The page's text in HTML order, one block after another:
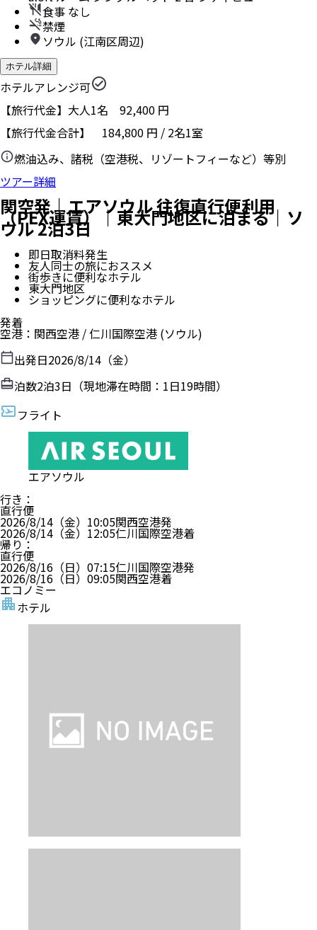
食事 なし
禁煙
ソウル (江南区周辺)
ホテル詳細
ホテルアレンジ可
【旅行代金】大人1名 92,400 円
【旅行代金合計】 184,800 円 / 2名1室
燃油込み、諸税（空港税、リゾートフィーなど）等別
ツアー詳細
関空発｜エアソウル 往復直行便利用
（PEX運賃）｜東大門地区に泊まる｜ソ
ウル 2泊3日
即日取消料発生
友人同士の旅におススメ
街歩きに便利なホテル
東大門地区
ショッピングに便利なホテル
発着
空港 ： 関西空港 /仁川国際空港 (ソウル)
出発日2026/8/14（金）
泊数2泊3日（現地滞在時間： 1日19時間）
フライト
エアソウル
行き ：
直行便
2026/8/14（金） 10:05関西空港発
2026/8/14（金） 12:05仁川国際空港着
帰り ：
直行便
2026/8/16（日） 07:15仁川国際空港発
2026/8/16（日） 09:05関西空港着
エコノミー
ホテル